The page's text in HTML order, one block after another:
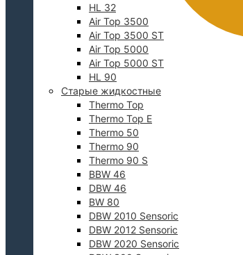
HL 32
Air Top 3500
Air Top 3500 ST
Air Top 5000
Air Top 5000 ST
HL 90
Старые жидкостные
Thermo Top
Thermo Top E
Thermo 50
Thermo 90
Thermo 90 S
BBW 46
DBW 46
BW 80
DBW 2010 Sensoric
DBW 2012 Sensoric
DBW 2020 Sensoric